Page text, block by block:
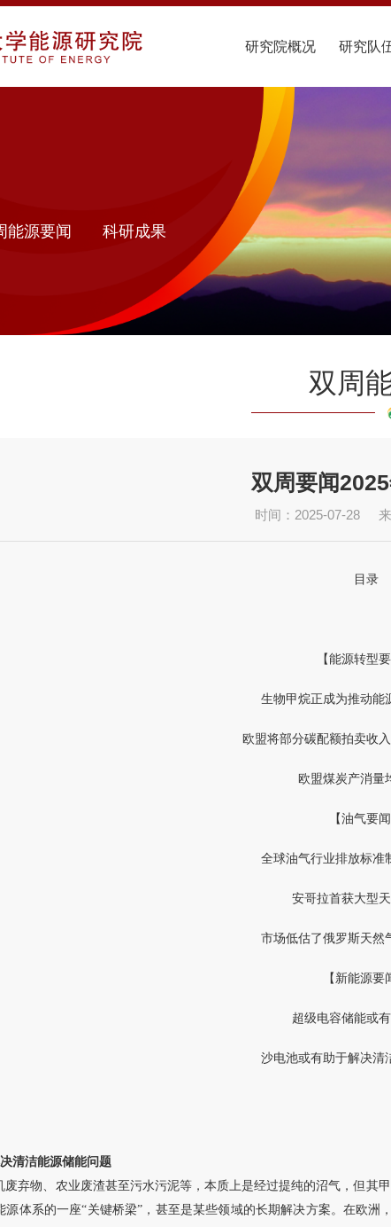
研究院概况 研究队
能源要闻 科研成果
双周
双周要闻
时间：2025-07-28
目录
【能源转型要
生物甲烷正成为推动能
欧盟将部分碳配额拍卖收
欧盟煤炭产消量
【油气要闻
全球油气行业排放标准
安哥拉首获大型
市场低估了俄罗斯天然
【新能源要
超级电容储能或
沙电池或有助于解决清
清洁能源储能问题
废弃物、农业废渣甚至污水污泥等，本质上是经过提纯的沼气，但
源体系的一座“关键桥梁”，甚至是某些领域的长期解决方案。在欧洲